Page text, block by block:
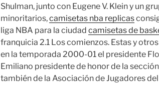
Shulman, junto con Eugene V. Klein y un
minoritarios,camisetas nba replicas
liga NBA para la ciudad camisetas de
franquicia 2.1 Los comienzos. Estas y
en la temporada 2000-01 el presidente
Emiliano presidente de honor de la
también de la Asociación de Jugadores